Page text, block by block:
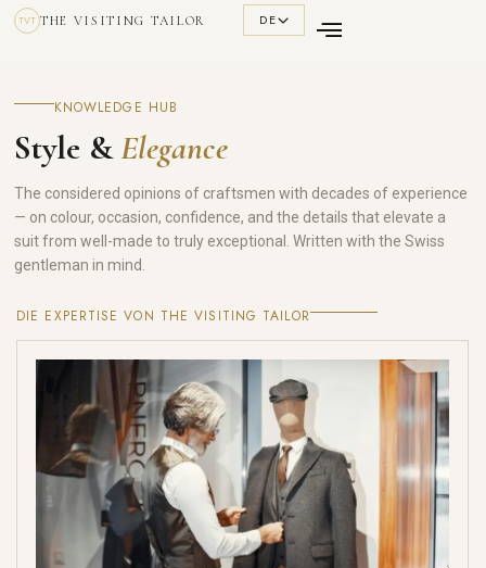
TVT THE VISITING TAILOR DE
KNOWLEDGE HUB
Style &Elegance
The considered opinions of craftsmen with decades of experience
— on colour, occasion, confidence, and the details that elevate a
suit from well-made to truly exceptional. Written with the Swiss
gentleman in mind.
DIE EXPERTISE VON THE VISITING TAILOR